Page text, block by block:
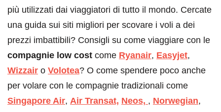
più utilizzati dai viaggiatori di tutto il mondo. Cercate
una guida sui siti migliori per scovare i voli a dei
prezzi imbattibili? Consigli su come viaggiare con le
compagnie low cost come Ryanair, Easyjet,
Wizzair o Volotea? O come spendere poco anche
per volare con le compagnie tradizionali come
Singapore Air, Air Transat, Neos, , Norwegian,